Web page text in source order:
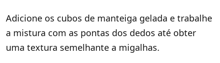
Adicione os cubos de manteiga gelada e trabalhe
a mistura com as pontas dos dedos até obter
uma textura semelhante a migalhas.